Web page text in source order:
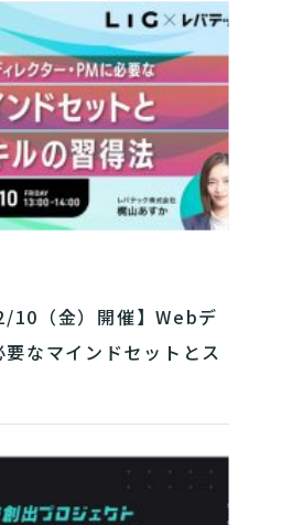
10（金）開催】Webデ
なマインドセットとス